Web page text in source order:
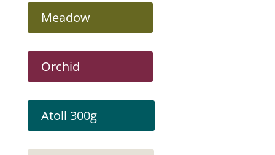
Meadow
Orchid
Atoll 300g